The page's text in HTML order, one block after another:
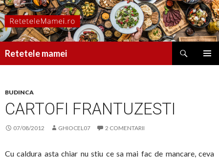
Retetele mamei
BUDINCA
CARTOFI FRANTUZESTI
07/08/2012 GHIOCEL07 2 COMENTARII
Cu caldura asta chiar nu stiu ce sa mai fac de mancare, ceva